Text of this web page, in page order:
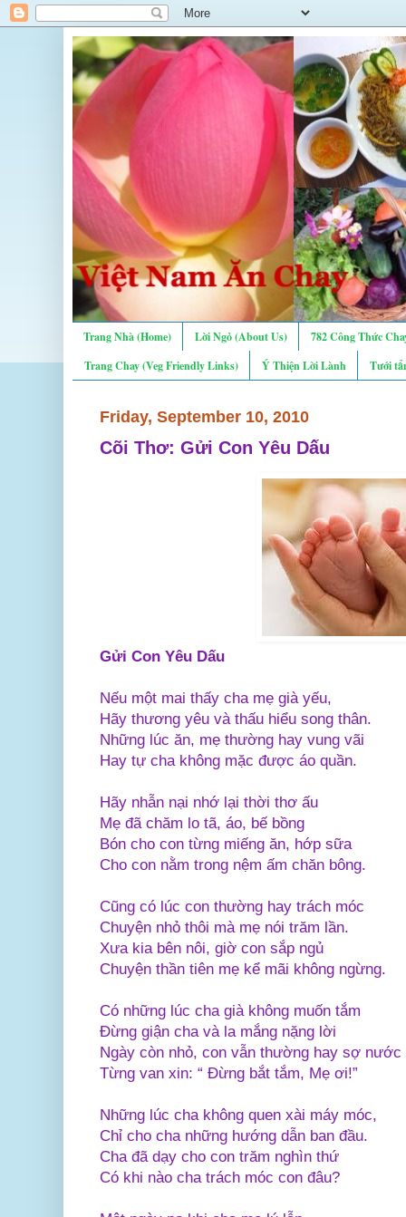
Trang Nhà (Home) Lời Ngỏ (About Us)
782 Công Thức
Trang Chay (Veg Friendly Links)
Ý Thiện Lời Lành Tưới
Friday, September 10, 2010
Cõi Thơ: Gửi Con Yêu Dấu
Gửi Con Yêu Dấu
Nếu một mai thấy cha mẹ già yếu,
Hãy thương yêu và thấu hiểu song thân.
Những lúc ăn, mẹ thường hay vung vãi
Hay tự cha không mặc được áo quần.
Hãy nhẫn nại nhớ lại thời thơ ấu
Mẹ đã chăm lo tã, áo, bế bồng
Bón cho con từng miếng ăn, hớp sữa
Cho con nằm trong nệm ấm chăn bông.
Cũng có lúc con thường hay trách móc
Chuyện nhỏ thôi mà mẹ nói trăm lần.
Xưa kia bên nôi, giờ con sắp ngủ
Chuyện thần tiên mẹ kể mãi không ngừng.
Có những lúc cha già không muốn tắm
Đừng giận cha và la mắng nặng lời
Ngày còn nhỏ, con vẫn thường hay sợ nước
Từng van xin: “ Đừng bắt tắm, Mẹ ơi!”
Những lúc cha không quen xài máy móc,
Chỉ cho cha những hướng dẫn ban đầu.
Cha đã dạy cho con trăm nghìn thứ
Có khi nào cha trách móc con đâu?